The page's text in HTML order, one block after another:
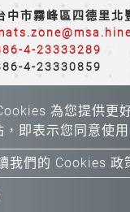
為您提供更
即表示您同意使
我們的 Cookies 政
中市霧峰區四德里北
4-23333289
4-23330859
All rights